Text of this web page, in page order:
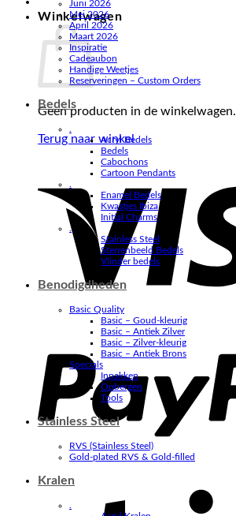
Winkelwagen
Geen producten in de winkelwagen.
Terug naar winkel
Juni 2026
Mei 2026
April 2026
Maart 2026
Inspiratie
Cadeaubon
Handige Weetjes
Reserveringen – Custom Orders
Bedels
.
Acryl Bedels
Bedels
Cabochons
Cartoon Pendants
.
Enamel Bedels
Kwastjes Ibiza
Initial Charms
.
Stainless Steel
Sterrenbeeld Bedels
Vlinder bedels
Benodigdheden
Basic Quality
Basic – Goud-kleurig
Basic – Antiek Zilver
Basic – Zilver-kleurig
Basic – Antiek Brons
Specials
Inpakken
Opbergen
Tools
Stainless Steel
RVS (Stainless Steel)
Gold-plated RVS & Gold-filled
Kralen
.